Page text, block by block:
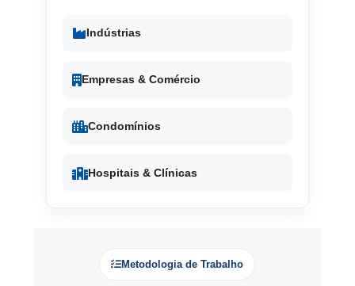
Indústrias
Empresas & Comércio
Condomínios
Hospitais & Clínicas
Metodologia de Trabalho